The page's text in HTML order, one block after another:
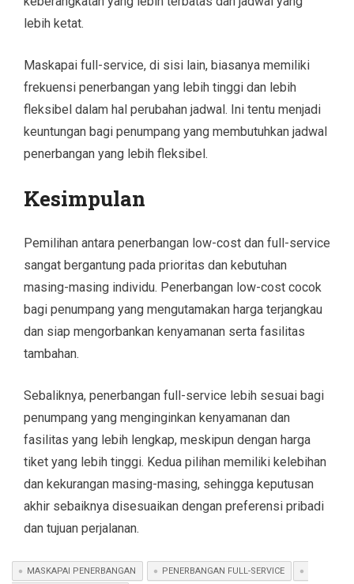
lebih ketat.
Maskapai full-service, di sisi lain, biasanya memiliki
frekuensi penerbangan yang lebih tinggi dan lebih
fleksibel dalam hal perubahan jadwal. Ini tentu menjadi
keuntungan bagi penumpang yang membutuhkan jadwal
penerbangan yang lebih fleksibel.
Kesimpulan
Pemilihan antara penerbangan low-cost dan full-service
sangat bergantung pada prioritas dan kebutuhan
masing-masing individu. Penerbangan low-cost cocok
bagi penumpang yang mengutamakan harga terjangkau
dan siap mengorbankan kenyamanan serta fasilitas
tambahan.
Sebaliknya, penerbangan full-service lebih sesuai bagi
penumpang yang menginginkan kenyamanan dan
fasilitas yang lebih lengkap, meskipun dengan harga
tiket yang lebih tinggi. Kedua pilihan memiliki kelebihan
dan kekurangan masing-masing, sehingga keputusan
akhir sebaiknya disesuaikan dengan preferensi pribadi
dan tujuan perjalanan.
MASKAPAI PENERBANGAN PENERBANGAN FULL-SERVICE